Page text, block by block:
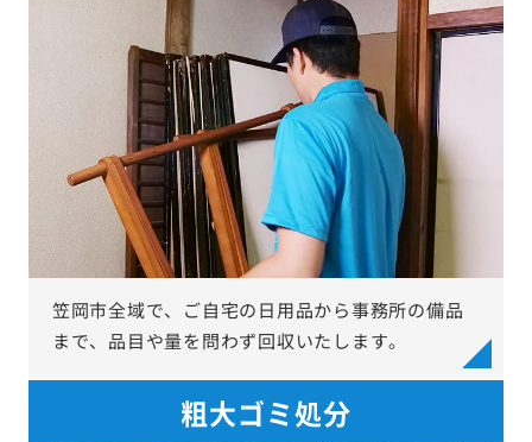
笠岡市全域で、ご自宅の日用品から事務所の備品
まで、品目や量を問わず回収いたします。
粗大ゴミ処分